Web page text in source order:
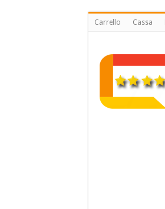
Carrello Cassa